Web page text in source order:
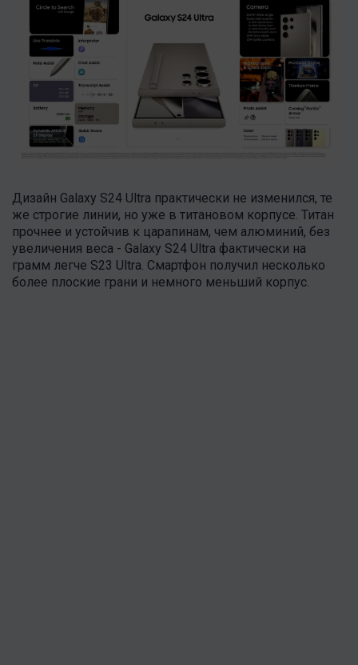
Дизайн Galaxy S24 Ultra практически не изменился, те
же строгие линии, но уже в титановом корпусе. Титан
прочнее и устойчив к царапинам, чем алюминий, без
увеличения веса - Galaxy S24 Ultra фактически на
грамм легче S23 Ultra. Смартфон получил несколько
более плоские грани и немного меньший корпус.